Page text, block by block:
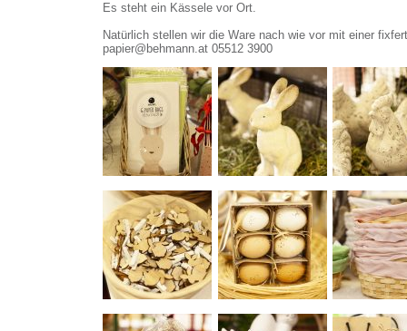
Es steht ein Kässele vor Ort.
Natürlich stellen wir die Ware nach wie vor mit einer
papier@behmann.at 05512 3900